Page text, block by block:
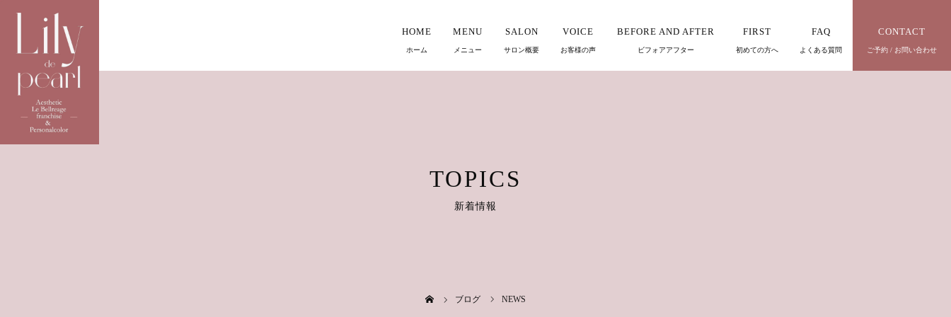
HOME MENU SALON VOICE BEFORE AND AFTER FIRST FAQ CONTACT
TOPICS
新着情報
ブログ NEWS